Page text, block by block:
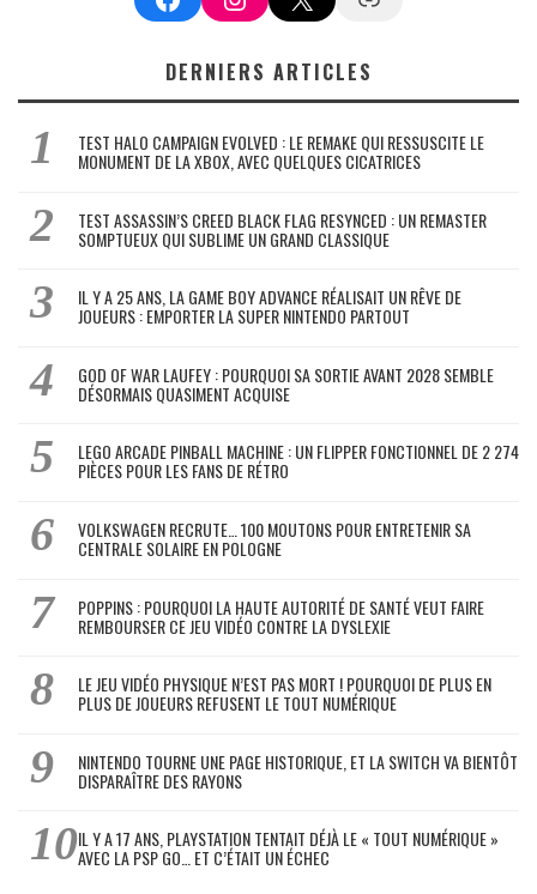
DERNIERS ARTICLES
TEST HALO CAMPAIGN EVOLVED : LE REMAKE QUI RESSUSCITE LE
MONUMENT DE LA XBOX, AVEC QUELQUES CICATRICES
TEST ASSASSIN’S CREED BLACK FLAG RESYNCED : UN REMASTER
SOMPTUEUX QUI SUBLIME UN GRAND CLASSIQUE
IL Y A 25 ANS, LA GAME BOY ADVANCE RÉALISAIT UN RÊVE DE
JOUEURS : EMPORTER LA SUPER NINTENDO PARTOUT
GOD OF WAR LAUFEY : POURQUOI SA SORTIE AVANT 2028 SEMBLE
DÉSORMAIS QUASIMENT ACQUISE
LEGO ARCADE PINBALL MACHINE : UN FLIPPER FONCTIONNEL DE 2 274
PIÈCES POUR LES FANS DE RÉTRO
VOLKSWAGEN RECRUTE… 100 MOUTONS POUR ENTRETENIR SA
CENTRALE SOLAIRE EN POLOGNE
POPPINS : POURQUOI LA HAUTE AUTORITÉ DE SANTÉ VEUT FAIRE
REMBOURSER CE JEU VIDÉO CONTRE LA DYSLEXIE
LE JEU VIDÉO PHYSIQUE N’EST PAS MORT ! POURQUOI DE PLUS EN
PLUS DE JOUEURS REFUSENT LE TOUT NUMÉRIQUE
NINTENDO TOURNE UNE PAGE HISTORIQUE, ET LA SWITCH VA BIENTÔT
DISPARAÎTRE DES RAYONS
IL Y A 17 ANS, PLAYSTATION TENTAIT DÉJÀ LE « TOUT NUMÉRIQUE »
AVEC LA PSP GO… ET C’ÉTAIT UN ÉCHEC